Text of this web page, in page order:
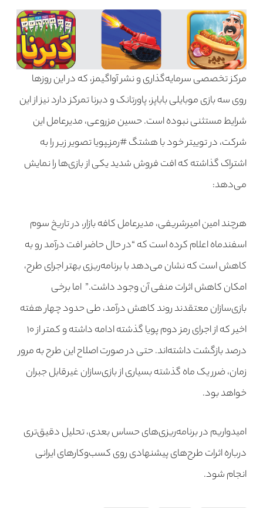
مرکز تخصصی سرمایه‌گذاری و نشر آواگیمز، که در این روزها
روی سه بازی موبایلی باباپز، پاورتانک و دبرنا تمرکز دارد نیز از این
شرایط مستثنی نبوده است. حسین مزروعی، مدیرعامل این
شرکت، در توییتر خود با هشتگ #رمزـپویا تصویر زیر را به
اشتراک گذاشته که افت فروش شدید یکی از بازی‌ها را نمایش
می‌دهد:
هرچند امین امیرشریفی، مدیرعامل کافه بازار، در تاریخ سوم
اسفندماه اعلام کرده ‌است که “در حال حاضر افت درآمد رو به
کاهش است که نشان می‌دهد با برنامه‌ریزی بهتر اجرای طرح،
امکان کاهش اثرات منفی آن وجود داشت.” اما برخی
بازی‌سازان معتقدند روند کاهش درآمد، طی حدود چهار هفته
اخیر که از اجرای رمز دوم پویا گذشته ادامه داشته و کمتر از ۱۰
درصد بازگشت داشته‌اند. حتی در صورت اصلاح این طرح به مرور
زمان، ضرر یک ماه گذشته بسیاری از بازی‌سازان غیرقابل جبران
خواهد بود.
امیدواریم در برنامه‌ریزی‌های حساس بعدی، تحلیل دقیق‌تری
درباره اثرات طرح‌های پیشنهادی روی کسب‌وکارهای ایرانی
انجام شود.